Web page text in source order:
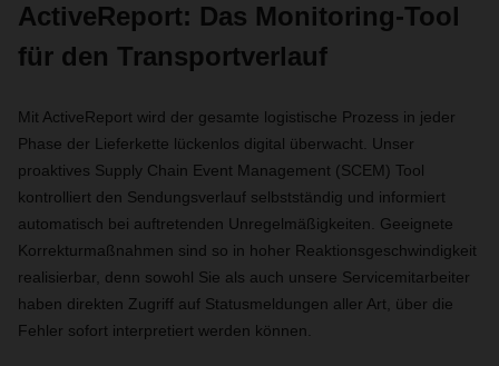
ActiveReport: Das Monitoring-Tool
für den Transportverlauf
Mit ActiveReport wird der gesamte logistische Prozess in jeder
Phase der Lieferkette lückenlos digital überwacht. Unser
proaktives Supply Chain Event Management (SCEM) Tool
kontrolliert den Sendungsverlauf selbstständig und informiert
automatisch bei auftretenden Unregelmäßigkeiten. Geeignete
Korrekturmaßnahmen sind so in hoher Reaktionsgeschwindigkeit
realisierbar, denn sowohl Sie als auch unsere Servicemitarbeiter
haben direkten Zugriff auf Statusmeldungen aller Art, über die
Fehler sofort interpretiert werden können.